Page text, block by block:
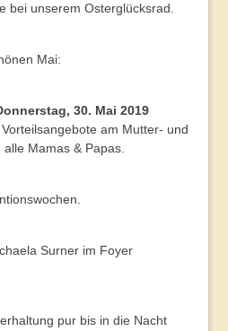
bei unserem Osterglücksrad.
Mai:
30. Mai 2019
am Mutter- und
Mamas & Papas.
Surner im Foyer
pur bis in die Nacht